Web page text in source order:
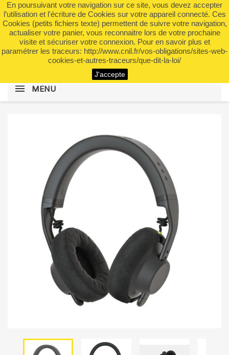
En poursuivant votre navigation sur ce site, vous devez accepter
l’utilisation et l'écriture de Cookies sur votre appareil connecté. Ces
Cookies (petits fichiers texte) permettent de suivre votre navigation,
actualiser votre panier, vous reconnaitre lors de votre prochaine
visite et sécuriser votre connexion. Pour en savoir plus et
paramétrer les traceurs: http://www.cnil.fr/vos-obligations/sites-web-
cookies-et-autres-traceurs/que-dit-la-loi/
J'accepte
 shopping_cart (0)

search
MENU